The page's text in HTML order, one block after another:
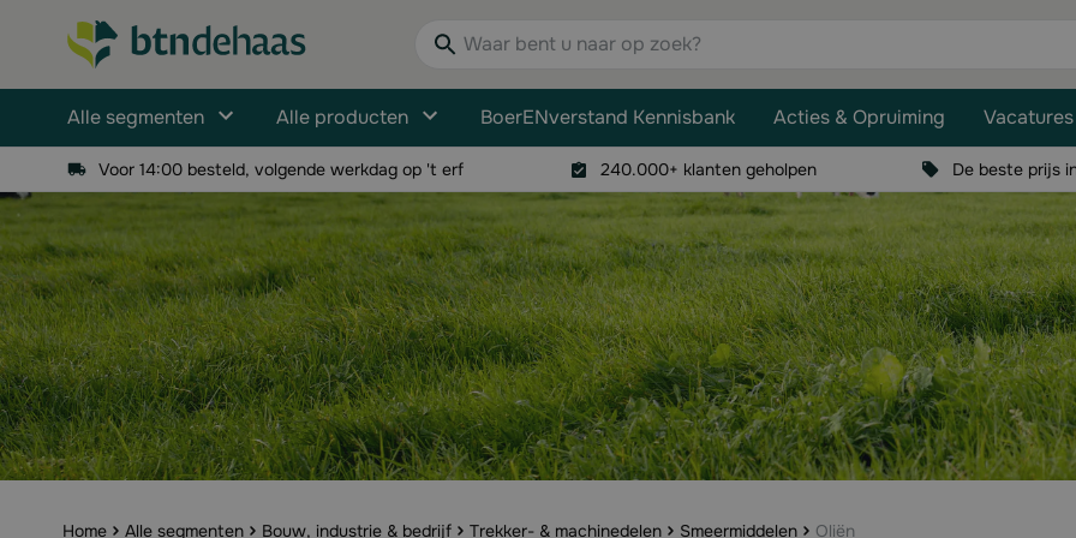
Waar bent u naar op zoek?
Alle segmenten Alle producten BoerENverstand Kennisbank Acties & Opruiming Vacatures
Voor 14:00 besteld, volgende werkdag op 't erf 240.000+ klanten geholpen De beste prijs
Home Alle segmenten Bouw, industrie & bedrijf Trekker- & machinedelen Smeermiddelen Oliën